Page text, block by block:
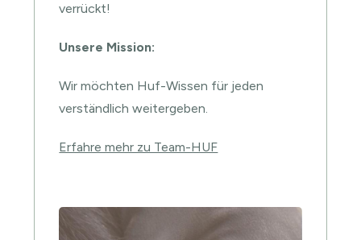
verrückt!
Unsere Mission:
Wir möchten Huf-Wissen für jeden
verständlich weitergeben.
Erfahre mehr zu Team-HUF